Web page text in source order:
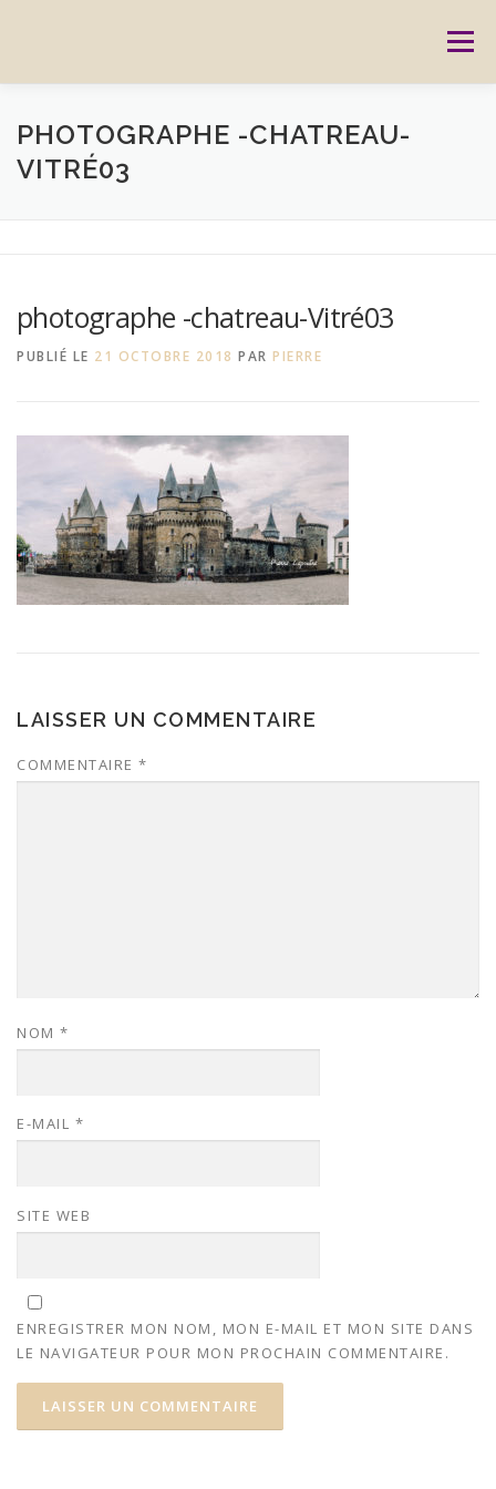
Menu
ACCUEIL PRESTATIONS CARTES CADEAUX
PHOTOGRAPHE -CHATREAU-
VITRÉ03
photographe -chatreau-Vitré03
PUBLIÉ LE 21 OCTOBRE 2018 PAR PIERRE
LAISSER UN COMMENTAIRE
COMMENTAIRE *
NOM *
E-MAIL *
SITE WEB
ENREGISTRER MON NOM, MON E-MAIL ET MON SITE DANS
LE NAVIGATEUR POUR MON PROCHAIN COMMENTAIRE.